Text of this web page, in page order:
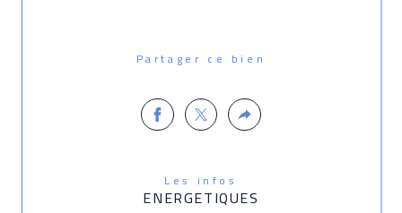
Partager ce bien
Les infos
ENERGETIQUES